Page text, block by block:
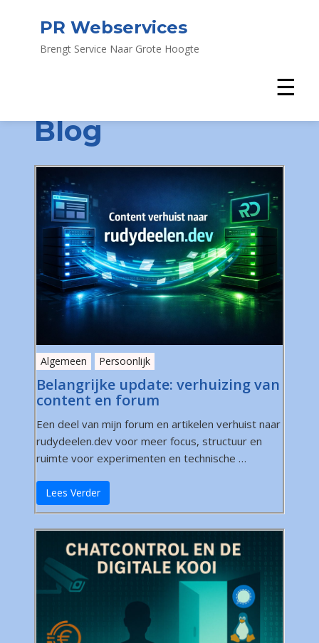
PR Webservices
Brengt Service Naar Grote Hoogte
☰
Blog
Algemeen Persoonlijk
Belangrijke update: verhuizing van
content en forum
Een deel van mijn forum en artikelen verhuist naar
rudydeelen.dev voor meer focus, structuur en
ruimte voor experimenten en technische …
Lees Verder